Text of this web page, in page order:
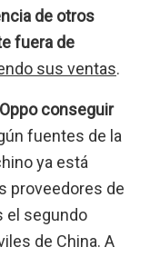
de otros
fuera de
sus ventas.
conseguir
fuentes de la
ya está
proveedores de
el segundo
de China. A